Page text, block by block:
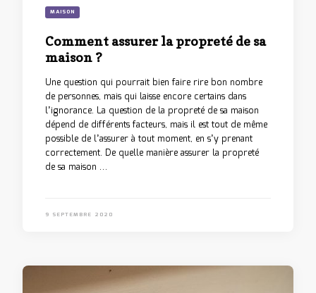
MAISON
Comment assurer la propreté de sa
maison ?
Une question qui pourrait bien faire rire bon nombre
de personnes, mais qui laisse encore certains dans
l’ignorance. La question de la propreté de sa maison
dépend de différents facteurs, mais il est tout de même
possible de l’assurer à tout moment, en s’y prenant
correctement. De quelle manière assurer la propreté
de sa maison …
9 SEPTEMBRE 2020